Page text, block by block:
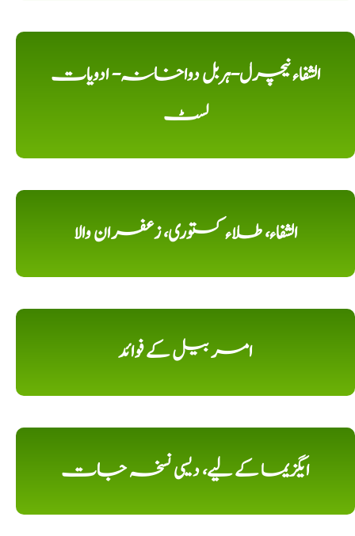
الشفاء نیچرل-ہربل دواخانہ- ادویات
لسٹ
الشفاء، طلاء کستوری، زعفران والا
امر بیل کے فوائد
ایگزیما کے لیے، دیسی نسخہ جات